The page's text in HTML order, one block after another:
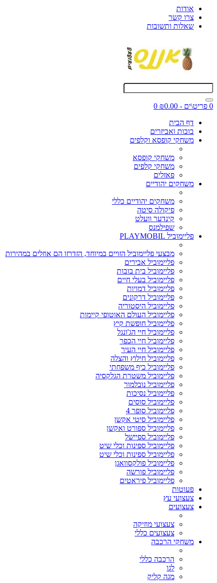
אודות
צרו קשר
שאלות ותשובות
0 פריט\ים - ₪0.00
0
דף הבית
בובות ואביזרים
משחקי קופסא וקלפים
משחקי קופסא
משחקי קלפים
פאזלים
משחקים יהודיים
משחקים יהודיים כללי
פיקולה סיטה
קינדער וועלט
שפילמנס
פליימוביל PLAYMOBIL
מבצעי פליימוביל הזויים במיוחד, הזדרזו הם אוזלים במהירות
פליימוביל אבירים
פליימוביל בית בובות
פליימוביל בעלי חיים
פליימוביל דמויות
פליימוביל דרקונים
פליימוביל היסטוריה
פליימוביל העולם האוטופי קיימות
פליימוביל חופשת קיץ
פליימוביל חיי הג'ונגל
פליימוביל חיי הכפר
פליימוביל חיי העיר
פליימוביל חילוץ והצלה
פליימוביל כיף משפחתי
פליימוביל משטרת הגלקסיה
פליימוביל נובלמור
פליימוביל נסיכות
פליימוביל סוסים
פליימוביל סופר 4
פליימוביל סיטי אקשן
פליימוביל ספורט ואקשן
פליימוביל ספיישל
פליימוביל ספינות וכלי שיט
פליימוביל ספינות וכלי שיט
פליימוביל פולקסוואגן
פליימוביל פורשה
פליימוביל פיראטים
פעוטות
צעצועי עץ
צעצועים
צעצועי מוזיקה
צעצועים כללי
משחקי הרכבה
הרכבה כללי
לגו
מגה קליק